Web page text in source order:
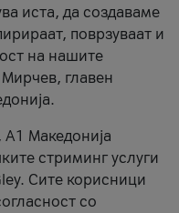
иста, да создаваме
поврзуваат и
на нашите
Мирчев, главен
Македонија
стриминг услуги
Сите корисници
со